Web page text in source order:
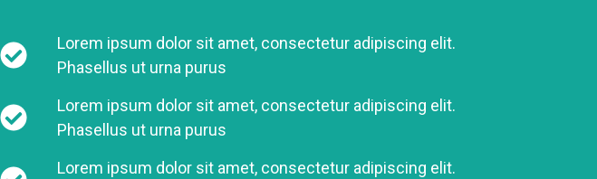
Lorem ipsum dolor sit amet, consectetur adipiscing elit.
Phasellus ut urna purus
Lorem ipsum dolor sit amet, consectetur adipiscing elit.
Phasellus ut urna purus
Lorem ipsum dolor sit amet, consectetur adipiscing elit.